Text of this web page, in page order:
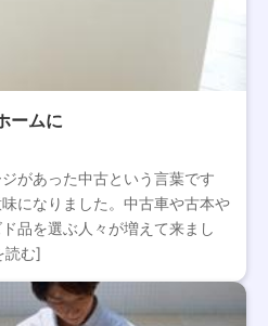
ームに
があった中古という言葉です
になりました。中古車や古本や
品を選ぶ人々が増えて来まし
読む]